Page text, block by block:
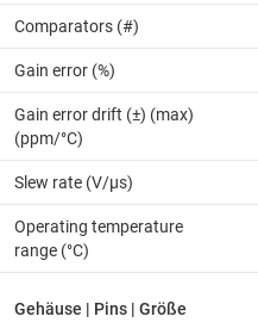
Comparators (#)
Gain error (%)
Gain error drift (±) (max)
(ppm/°C)
Slew rate (V/µs)
Operating temperature
range (°C)